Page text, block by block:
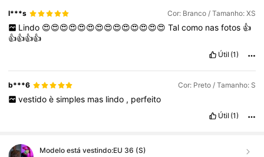
l***s Cor: Branco / Tamanho: XS
Lindo 😍😍😍😍😍😍😍😍😍😍😍😍😍😍 Tal como nas fotos 👍
👍👍👍👍
Útil (1)
b***6 Cor: Preto / Tamanho: S
vestido è simples mas lindo , perfeito
Útil (1)
Modelo está vestindo:EU 36 (S)